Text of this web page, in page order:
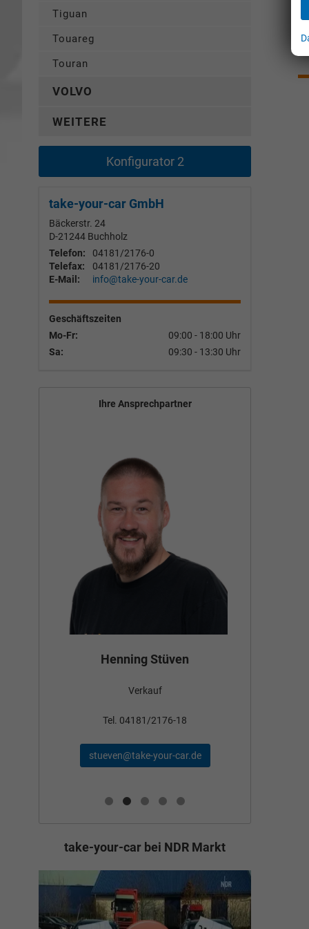
Tiguan
Touareg
Touran
VOLVO
WEITERE
Konfigurator 2
take-your-car GmbH
Bäckerstr. 24
D-21244 Buchholz
Telefon:
04181/2176-0
Telefax:
04181/2176-20
E-Mail:
info@take-your-car.de
Geschäftszeiten
Mo-Fr:
09:00 - 18:00 Uhr
Sa:
09:30 - 13:30 Uhr
Ihre Ansprechpartner
Henning Stüven
Verkauf
Tel. 04181/2176-18
stueven@take-your-car.de
take-your-car bei NDR Markt